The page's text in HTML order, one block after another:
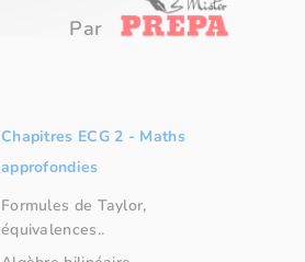
Chapitres ECG 2 - Maths
approfondies
Formules de Taylor,
équivalences..
Par